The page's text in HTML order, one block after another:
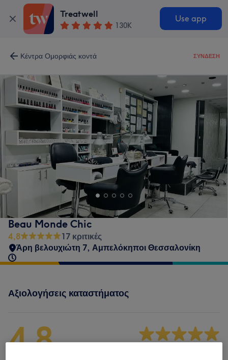
Treatwell
130K
Use app
Κέντρα Ομορφιάς κοντά ΣΎΝΔΕΣΗ
Beau Monde Chic
4,8
17 κριτικές
Άρη βελουχιώτη 7, Αμπελόκηποι Θεσσαλονίκη
Αξιολογήσεις καταστήματος
4,8